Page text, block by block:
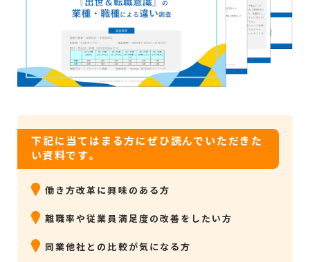
下記に当てはまる方にぜひ読んでいただきた
い資料です。
働き方改革に興味のある方
離職率や従業員満足度の改善をしたい方
同業他社との比較が気になる方